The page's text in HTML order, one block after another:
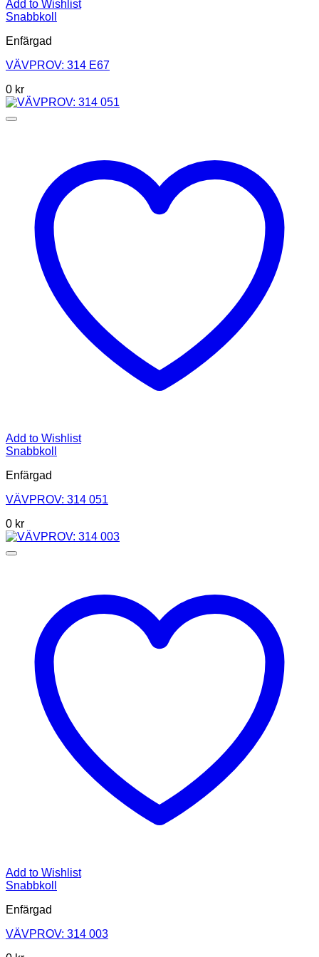
Add to Wishlist
Snabbkoll
Enfärgad
VÄVPROV: 314 E67
0 kr
Add to Wishlist
Snabbkoll
Enfärgad
VÄVPROV: 314 051
0 kr
Add to Wishlist
Snabbkoll
Enfärgad
VÄVPROV: 314 003